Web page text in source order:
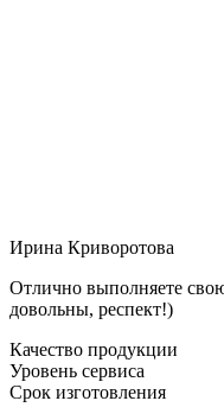
Ирина Криворотова
Отлично выполняете
довольны, респект!)
Качество продукции
Уровень сервиса
Срок изготовления